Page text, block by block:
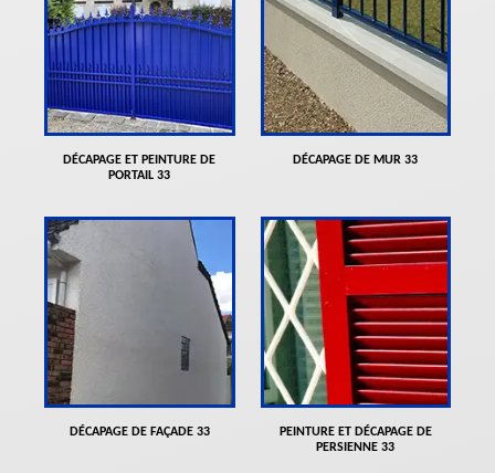
DÉCAPAGE ET PEINTURE DE
PORTAIL 33
DÉCAPAGE DE MUR 33
DÉCAPAGE DE FAÇADE 33
PEINTURE ET DÉCAPAGE DE
PERSIENNE 33